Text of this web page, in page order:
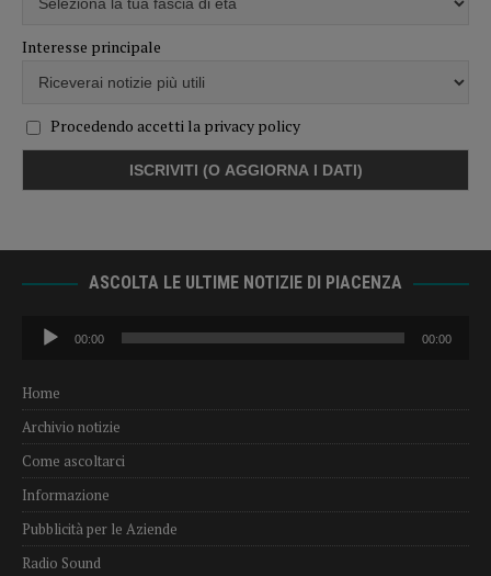
Interesse principale
Procedendo accetti la privacy policy
ASCOLTA LE ULTIME NOTIZIE DI PIACENZA
Audio
Player
00:00 00:00
Home
Archivio notizie
Come ascoltarci
Informazione
Pubblicità per le Aziende
Radio Sound